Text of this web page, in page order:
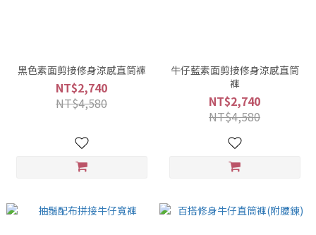
黑色素面剪接修身涼感直筒褲
NT$2,740
NT$4,580
牛仔藍素面剪接修身涼感直筒
褲
NT$2,740
NT$4,580